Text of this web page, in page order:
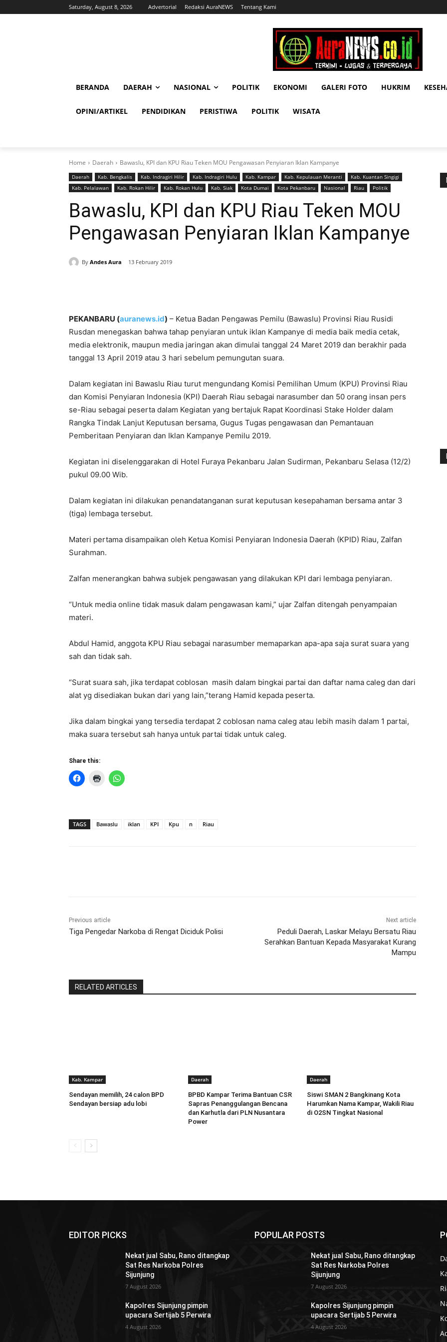
Saturday, August 8, 2026 Advertorial Redaksi AuraNEWS Tentang Kami
BERANDA DAERAH NASIONAL POLITIK EKONOMI GALERI FOTO HUKRIM
OPINI/ARTIKEL PENDIDIKAN PERISTIWA POLITIK WISATA
Home Daerah Bawaslu, KPI dan KPU Riau Teken MOU Pengawasan Penyiaran Iklan Kampanye
Daerah Kab. Bengkalis Kab. Indragiri Hilir Kab. Indragiri Hulu Kab. Kampar Kab. Kepulauan Meranti
Kab. Kuantan Singigi
Kab. Pelalawan
Kab. Rokan Hilir Kab. Rokan Hulu Kab. Siak Kota Dumai Kota Pekanbaru Nasional Riau Politik
Bawaslu, KPI dan KPU Riau Teken MOU
Pengawasan Penyiaran Iklan Kampanye
By Andes Aura 13 February 2019
PEKANBARU (auranews.id) – Ketua Badan Pengawas Pemilu (Bawaslu) Provinsi Riau Rusidi
Rusdan menegaskan bahwa tahap penyiaran untuk iklan Kampanye di media baik media cetak,
media elektronik, maupun media jaringan akan dimulai tanggal 24 Maret 2019 dan berakhir pada
tanggal 13 April 2019 atau 3 hari sebelum pemungutan suara.
Dalam kegiatan ini Bawaslu Riau turut mengundang Komisi Pemilihan Umum (KPU) Provinsi Riau
dan Komisi Penyiaran Indonesia (KPI) Daerah Riau sebagai narasumber dan 50 orang insan pers
se-Riau sebagai peserta dalam Kegiatan yang bertajuk Rapat Koordinasi Stake Holder dalam
Rangka Tindak Lanjut Keputusan bersama, Gugus Tugas pengawasan dan Pemantauan
Pemberitaan Penyiaran dan Iklan Kampanye Pemilu 2019.
Kegiatan ini diselenggarakan di Hotel Furaya Pekanbaru Jalan Sudirman, Pekanbaru Selasa (12/2)
pukul 09.00 Wib.
Dalam kegiatan ini dilakukan penandatanganan surat keputusan kesepahaman bersama antar 3
(tiga) lembaga tersebut.
Materi pertama disampaikan oleh Ketua Komisi Penyiaran Indonesia Daerah (KPID) Riau, Zalfan
Surahman.
Zalfan menerangkan bahwa subjek pengawasan yang dilakukan KPI dari lembaga penyiaran.
“Untuk media online tidak masuk dalam pengawasan kami,” ujar Zalfan ditengah penyampaian
materi.
Abdul Hamid, anggota KPU Riau sebagai narasumber memaparkan apa-apa saja surat suara yang
sah dan tidak sah.
“Surat suara sah, jika terdapat coblosan masih dalam bingkai partai dan daftar nama caleg dan dari
alat yg disediakan bukan dari yang lain,”terang Hamid kepada peserta.
Jika dalam bingkai yang tersedia terdapat 2 coblosan nama caleg atau lebih masih dalam 1 partai,
maka suara tersebut sah hanya untuk partai tidak untuk caleg.
Share this:
TAGS Bawaslu iklan KPI Kpu n Riau
Previous article
Tiga Pengedar Narkoba di Rengat Diciduk Polisi
Next article
Peduli Daerah, Laskar Melayu Bersatu Riau
Serahkan Bantuan Kepada Masyarakat Kurang
Mampu
RELATED ARTICLES
Kab. Kampar
Sendayan memilih, 24 calon BPD
Sendayan bersiap adu lobi
Daerah
BPBD Kampar Terima Bantuan CSR
Sapras Penanggulangan Bencana
dan Karhutla dari PLN Nusantara
Power
Daerah
Siswi SMAN 2 Bangkinang Kota
Harumkan Nama Kampar, Wakili Riau
di O2SN Tingkat Nasional
EDITOR PICKS
Nekat jual Sabu, Rano ditangkap
Sat Res Narkoba Polres
Sijunjung
7 August 2026
Kapolres Sijunjung pimpin
upacara Sertijab 5 Perwira
4 August 2026
POPULAR POSTS
Nekat jual Sabu, Rano ditangkap
Sat Res Narkoba Polres
Sijunjung
7 August 2026
Kapolres Sijunjung pimpin
upacara Sertijab 5 Perwira
4 August 2026